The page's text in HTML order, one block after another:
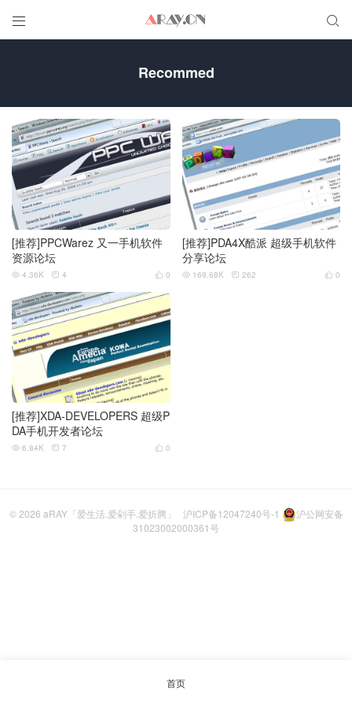
 
Recommed
[推荐]PPCWarez 又一手机软件
资源论坛
 0
 4.36K  4
[推荐]PDA4X酷派 超级手机软件
分享论坛
 0
 169.68K  262
[推荐]XDA-DEVELOPERS 超级P
DA手机开发者论坛
 0
 6.84K  7
© 2026 aRAY「爱生活.爱剁手.爱折腾」 沪ICP备12047240号-1
沪公网安备
31023002000361号
首页